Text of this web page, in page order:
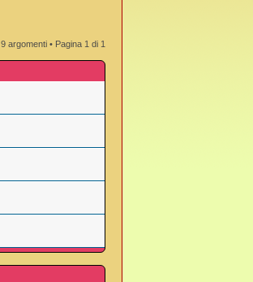
9 argomenti • Pagina 1 di 1